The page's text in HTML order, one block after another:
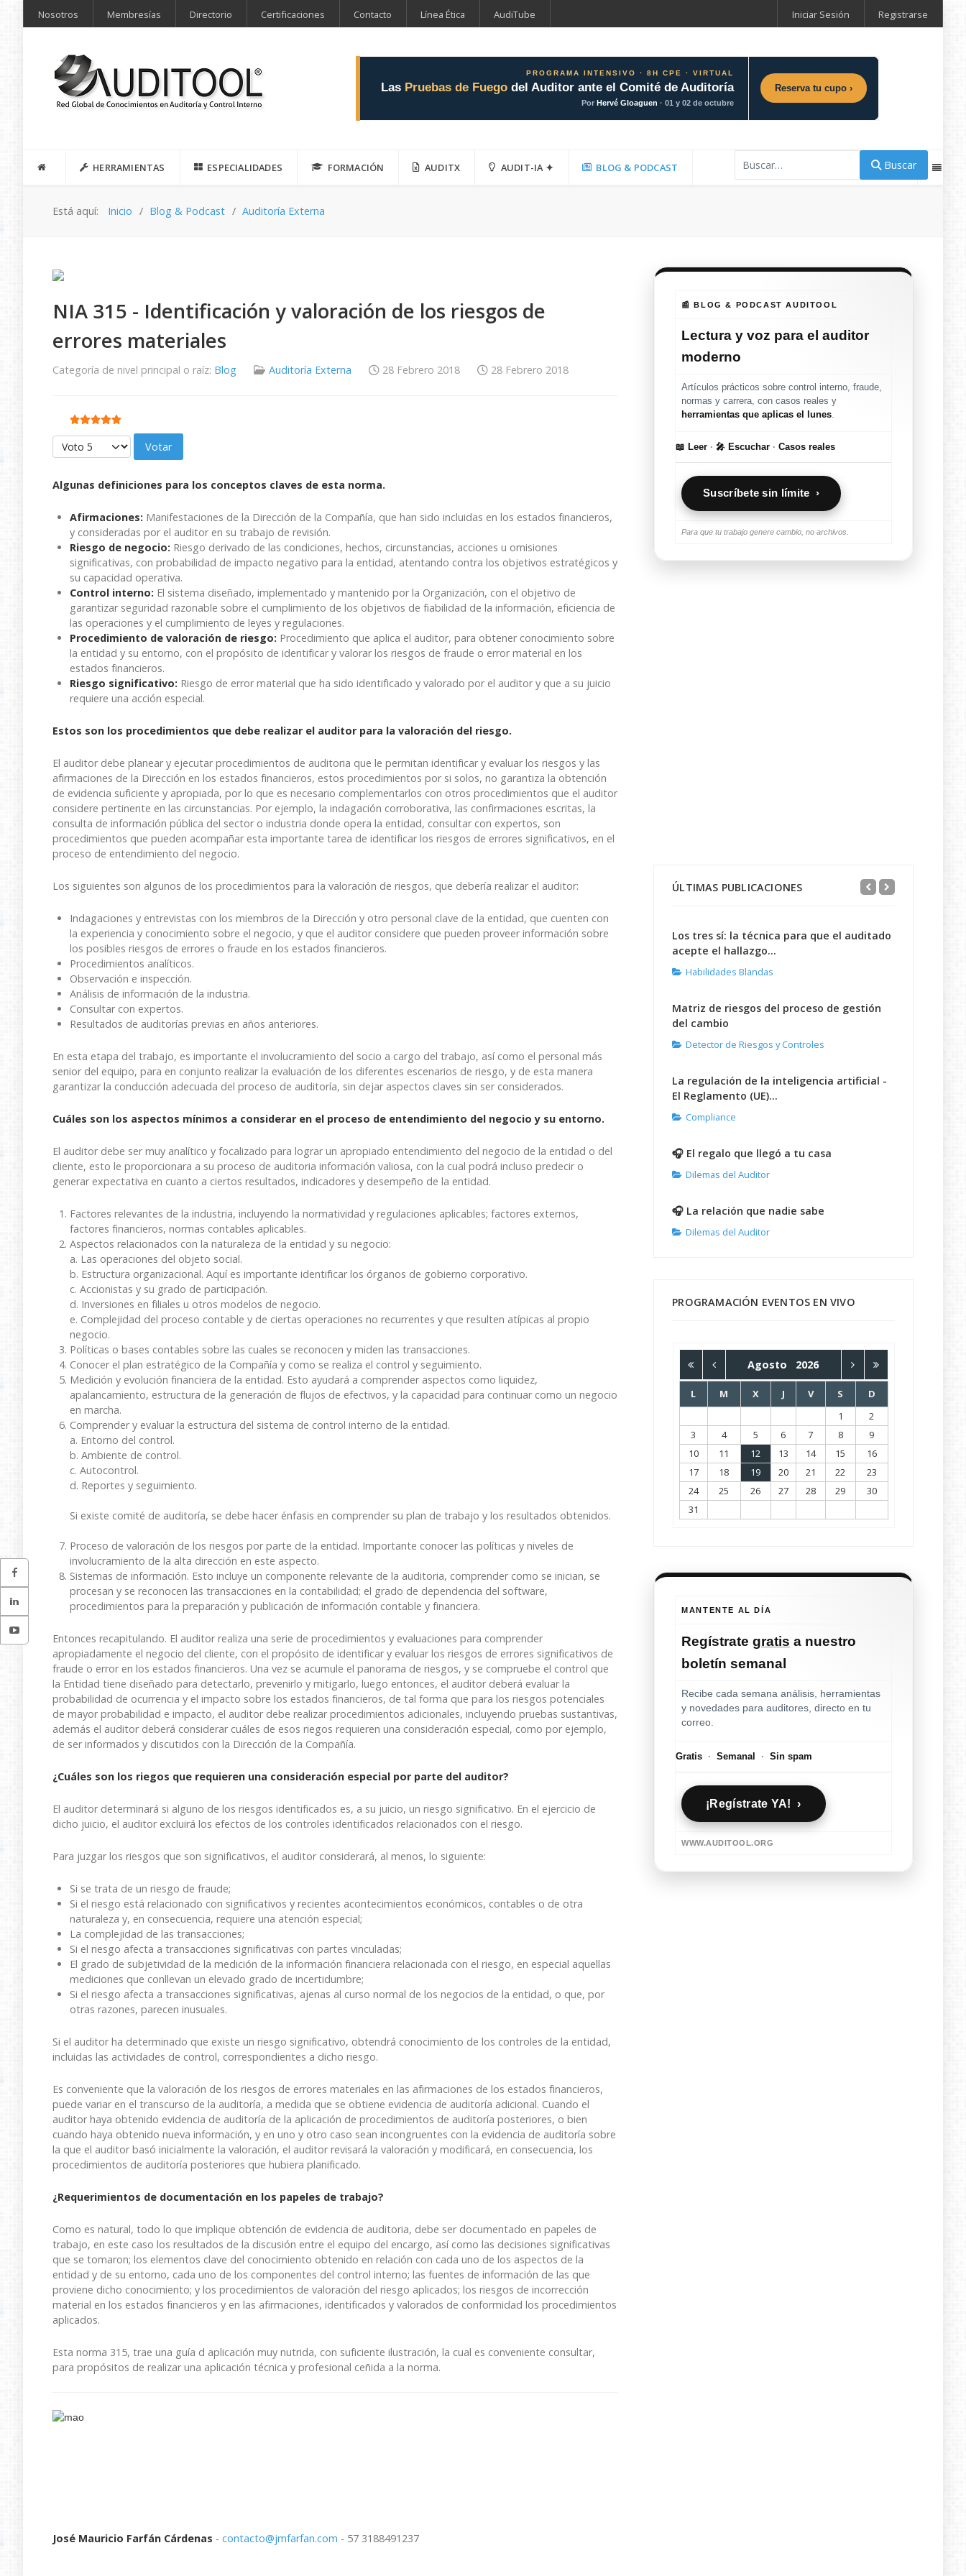
Nosotros Membresías Directorio Certificaciones Contacto Línea Ética AudiTube Iniciar Sesión Registrarse
PROGRAMA INTENSIVO · 8H CPE · VIRTUAL
Las Pruebas de Fuego del Auditor ante el Comité de Auditoría
PorHervé Gloaguen · 01 y 02 de octubre
Reserva tu cupo ›
HERRAMIENTAS ESPECIALIDADES FORMACIÓN AUDITX AUDIT-IA ✦ BLOG & PODCAST Buscar
Está aquí: Inicio Blog & Podcast Auditoría Externa
NIA 315 - Identificación y valoración de los riesgos de
errores materiales
Categoría de nivel principal o raíz: Blog Auditoría Externa 28 Febrero 2018 28 Febrero 2018
Ratio:5/5
Por favor, vote
Algunas definiciones para los conceptos claves de esta norma.
Afirmaciones: Manifestaciones de la Dirección de la Compañía, que han sido incluidas en los estados financieros,
y consideradas por el auditor en su trabajo de revisión.
Riesgo de negocio: Riesgo derivado de las condiciones, hechos, circunstancias, acciones u omisiones
significativas, con probabilidad de impacto negativo para la entidad, atentando contra los objetivos estratégicos y
su capacidad operativa.
Control interno: El sistema diseñado, implementado y mantenido por la Organización, con el objetivo de
garantizar seguridad razonable sobre el cumplimiento de los objetivos de fiabilidad de la información, eficiencia de
las operaciones y el cumplimiento de leyes y regulaciones.
Procedimiento de valoración de riesgo: Procedimiento que aplica el auditor, para obtener conocimiento sobre
la entidad y su entorno, con el propósito de identificar y valorar los riesgos de fraude o error material en los
estados financieros.
Riesgo significativo: Riesgo de error material que ha sido identificado y valorado por el auditor y que a su juicio
requiere una acción especial.
Estos son los procedimientos que debe realizar el auditor para la valoración del riesgo.
El auditor debe planear y ejecutar procedimientos de auditoria que le permitan identificar y evaluar los riesgos y las
afirmaciones de la Dirección en los estados financieros, estos procedimientos por si solos, no garantiza la obtención
de evidencia suficiente y apropiada, por lo que es necesario complementarlos con otros procedimientos que el auditor
considere pertinente en las circunstancias. Por ejemplo, la indagación corroborativa, las confirmaciones escritas, la
consulta de información pública del sector o industria donde opera la entidad, consultar con expertos, son
procedimientos que pueden acompañar esta importante tarea de identificar los riesgos de errores significativos, en el
proceso de entendimiento del negocio.
Los siguientes son algunos de los procedimientos para la valoración de riesgos, que debería realizar el auditor:
Indagaciones y entrevistas con los miembros de la Dirección y otro personal clave de la entidad, que cuenten con
la experiencia y conocimiento sobre el negocio, y que el auditor considere que pueden proveer información sobre
los posibles riesgos de errores o fraude en los estados financieros.
Procedimientos analíticos.
Observación e inspección.
Análisis de información de la industria.
Consultar con expertos.
Resultados de auditorías previas en años anteriores.
En esta etapa del trabajo, es importante el involucramiento del socio a cargo del trabajo, así como el personal más
senior del equipo, para en conjunto realizar la evaluación de los diferentes escenarios de riesgo, y de esta manera
garantizar la conducción adecuada del proceso de auditoría, sin dejar aspectos claves sin ser considerados.
Cuáles son los aspectos mínimos a considerar en el proceso de entendimiento del negocio y su entorno.
El auditor debe ser muy analítico y focalizado para lograr un apropiado entendimiento del negocio de la entidad o del
cliente, esto le proporcionara a su proceso de auditoria información valiosa, con la cual podrá incluso predecir o
generar expectativa en cuanto a ciertos resultados, indicadores y desempeño de la entidad.
Factores relevantes de la industria, incluyendo la normatividad y regulaciones aplicables; factores externos,
factores financieros, normas contables aplicables.
Aspectos relacionados con la naturaleza de la entidad y su negocio:
a. Las operaciones del objeto social.
b. Estructura organizacional. Aquí es importante identificar los órganos de gobierno corporativo.
c. Accionistas y su grado de participación.
d. Inversiones en filiales u otros modelos de negocio.
e. Complejidad del proceso contable y de ciertas operaciones no recurrentes y que resulten atípicas al propio
negocio.
Políticas o bases contables sobre las cuales se reconocen y miden las transacciones.
Conocer el plan estratégico de la Compañía y como se realiza el control y seguimiento.
Medición y evolución financiera de la entidad. Esto ayudará a comprender aspectos como liquidez,
apalancamiento, estructura de la generación de flujos de efectivos, y la capacidad para continuar como un negocio
en marcha.
Comprender y evaluar la estructura del sistema de control interno de la entidad.
a. Entorno del control.
b. Ambiente de control.
c. Autocontrol.
d. Reportes y seguimiento.
Si existe comité de auditoría, se debe hacer énfasis en comprender su plan de trabajo y los resultados obtenidos.
Proceso de valoración de los riesgos por parte de la entidad. Importante conocer las políticas y niveles de
involucramiento de la alta dirección en este aspecto.
Sistemas de información. Esto incluye un componente relevante de la auditoria, comprender como se inician, se
procesan y se reconocen las transacciones en la contabilidad; el grado de dependencia del software,
procedimientos para la preparación y publicación de información contable y financiera.
Entonces recapitulando. El auditor realiza una serie de procedimientos y evaluaciones para comprender
apropiadamente el negocio del cliente, con el propósito de identificar y evaluar los riesgos de errores significativos de
fraude o error en los estados financieros. Una vez se acumule el panorama de riesgos, y se compruebe el control que
la Entidad tiene diseñado para detectarlo, prevenirlo y mitigarlo, luego entonces, el auditor deberá evaluar la
probabilidad de ocurrencia y el impacto sobre los estados financieros, de tal forma que para los riesgos potenciales
de mayor probabilidad e impacto, el auditor debe realizar procedimientos adicionales, incluyendo pruebas sustantivas,
además el auditor deberá considerar cuáles de esos riegos requieren una consideración especial, como por ejemplo,
de ser informados y discutidos con la Dirección de la Compañía.
¿Cuáles son los riegos que requieren una consideración especial por parte del auditor?
El auditor determinará si alguno de los riesgos identificados es, a su juicio, un riesgo significativo. En el ejercicio de
dicho juicio, el auditor excluirá los efectos de los controles identificados relacionados con el riesgo.
Para juzgar los riesgos que son significativos, el auditor considerará, al menos, lo siguiente:
Si se trata de un riesgo de fraude;
Si el riesgo está relacionado con significativos y recientes acontecimientos económicos, contables o de otra
naturaleza y, en consecuencia, requiere una atención especial;
La complejidad de las transacciones;
Si el riesgo afecta a transacciones significativas con partes vinculadas;
El grado de subjetividad de la medición de la información financiera relacionada con el riesgo, en especial aquellas
mediciones que conllevan un elevado grado de incertidumbre;
Si el riesgo afecta a transacciones significativas, ajenas al curso normal de los negocios de la entidad, o que, por
otras razones, parecen inusuales.
Si el auditor ha determinado que existe un riesgo significativo, obtendrá conocimiento de los controles de la entidad,
incluidas las actividades de control, correspondientes a dicho riesgo.
Es conveniente que la valoración de los riesgos de errores materiales en las afirmaciones de los estados financieros,
puede variar en el transcurso de la auditoría, a medida que se obtiene evidencia de auditoría adicional. Cuando el
auditor haya obtenido evidencia de auditoría de la aplicación de procedimientos de auditoría posteriores, o bien
cuando haya obtenido nueva información, y en uno y otro caso sean incongruentes con la evidencia de auditoría sobre
la que el auditor basó inicialmente la valoración, el auditor revisará la valoración y modificará, en consecuencia, los
procedimientos de auditoría posteriores que hubiera planificado.
¿Requerimientos de documentación en los papeles de trabajo?
Como es natural, todo lo que implique obtención de evidencia de auditoria, debe ser documentado en papeles de
trabajo, en este caso los resultados de la discusión entre el equipo del encargo, así como las decisiones significativas
que se tomaron; los elementos clave del conocimiento obtenido en relación con cada uno de los aspectos de la
entidad y de su entorno, cada uno de los componentes del control interno; las fuentes de información de las que
proviene dicho conocimiento; y los procedimientos de valoración del riesgo aplicados; los riesgos de incorrección
material en los estados financieros y en las afirmaciones, identificados y valorados de conformidad los procedimientos
aplicados.
Esta norma 315, trae una guía d aplicación muy nutrida, con suficiente ilustración, la cual es conveniente consultar,
para propósitos de realizar una aplicación técnica y profesional ceñida a la norma.
José Mauricio Farfán Cárdenas - contacto@jmfarfan.com - 57 3188491237
📰 BLOG & PODCAST AUDITOOL
Lectura y voz para el auditor
moderno
Artículos prácticos sobre control interno, fraude,
normas y carrera, con casos reales y
herramientas que aplicas el lunes
📖 Leer · 🎤 Escuchar · Casos reales
Suscríbete sin límite ›
Para que tu trabajo genere cambio, no archivos.
ÚLTIMAS PUBLICACIONES
Los tres sí: la técnica para que el auditado
acepte el hallazgo...
Habilidades Blandas
Matriz de riesgos del proceso de gestión
del cambio
Detector de Riesgos y Controles
La regulación de la inteligencia artificial -
El Reglamento (UE)...
Compliance
🎧 El regalo que llegó a tu casa
Dilemas del Auditor
🎧 La relación que nadie sabe
Dilemas del Auditor
PROGRAMACIÓN EVENTOS EN VIVO
Agosto 2026
L M X J V S
D
1
2
3
4 5 6 7 8
9
10
11 12 13 14 15
16
17
18 19 20 21 22
23
24
25 26 27 28 29
30
31
MANTENTE AL DÍA
Regístrategratis a nuestro
boletín semanal
Recibe cada semana análisis, herramientas
y novedades para auditores, directo en tu
correo.
Gratis · Semanal · Sin spam
¡Regístrate YA! ›
WWW.AUDITOOL.ORG